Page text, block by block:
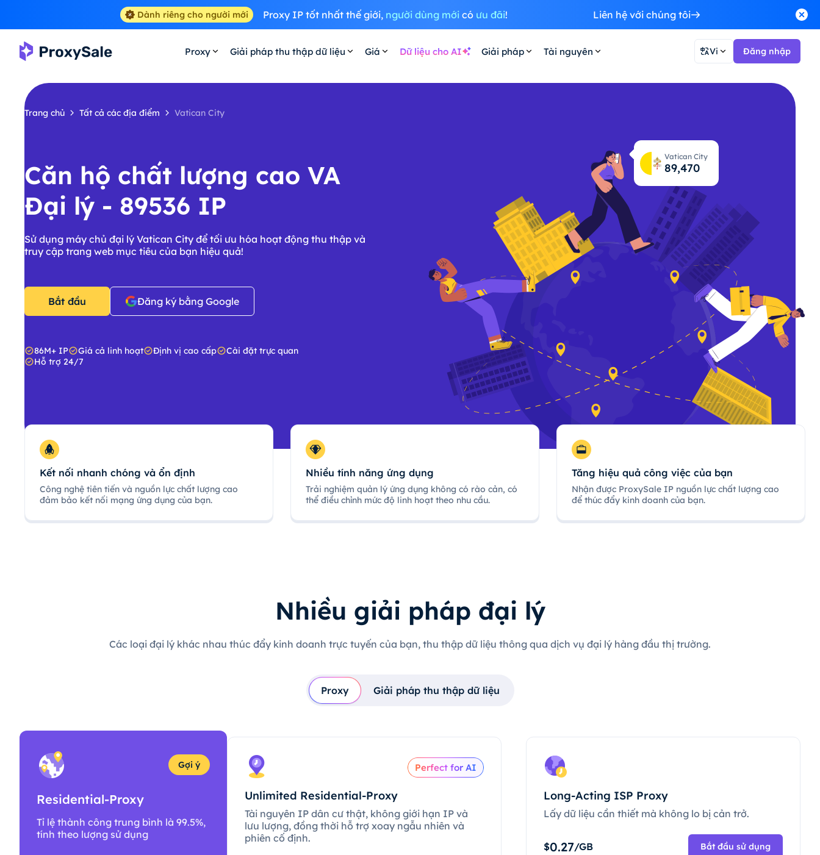
Dành riêng cho người mới Proxy IP tốt nhất thế giới, người dùng mớicó ưu đãi! Liên hệ với chúng tôi
Proxy Giải pháp thu thập dữ liệu Giá Dữ liệu cho AI Giải pháp Tài nguyên Vi Đăng nhập
Trang chủ Tất cả các địa điểm Vatican City
Căn hộ chất lượng cao VA
Đại lý - 89536 IP
Sử dụng máy chủ đại lý Vatican City để tối ưu hóa hoạt động thu thập và
truy cập trang web mục tiêu của bạn hiệu quả!
Bắt đầu Đăng ký bằng Google
86M+ IP Giá cả linh hoạt Định vị cao cấp
Cài đặt trực quan
Hỗ trợ 24/7
Vatican City
89,536
Kết nối nhanh chóng và ổn định
Công nghệ tiên tiến và nguồn lực chất lượng cao
đảm bảo kết nối mạng ứng dụng của bạn.
Nhiều tính năng ứng dụng
Trải nghiệm quản lý ứng dụng không có rào cản, có
thể điều chỉnh mức độ linh hoạt theo nhu cầu.
Tăng hiệu quả công việc của bạn
Nhận được ProxySale IP nguồn lực chất lượng cao
để thúc đẩy kinh doanh của bạn.
Nhiều giải pháp đại lý
Các loại đại lý khác nhau thúc đẩy kinh doanh trực tuyến của bạn, thu thập dữ liệu thông qua dịch vụ đại lý hàng đầu thị trường.
Proxy Giải pháp thu thập dữ liệu
Gợi ý
Residential-Proxy
Tỉ lệ thành công trung bình là 99.5%,
tính theo lượng sử dụng
Perfect for AI
Unlimited Residential-Proxy
Tài nguyên IP dân cư thật, không giới hạn IP và
lưu lượng, đồng thời hỗ trợ xoay ngẫu nhiên và
phiên cố định.
Long-Acting ISP Proxy
Lấy dữ liệu cần thiết mà không lo bị cản trở.
$0.27/GB Bắt đầu sử dụng